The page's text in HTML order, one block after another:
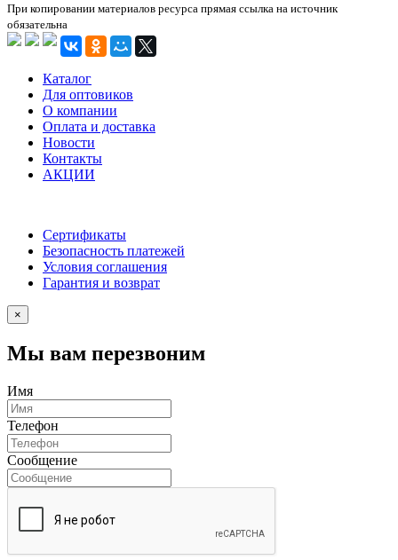
При копировании материалов ресурса прямая ссылка на источник
обязательна
Каталог
Для оптовиков
О компании
Оплата и доставка
Новости
Контакты
АКЦИИ
Сертификаты
Безопасность платежей
Условия соглашения
Гарантия и возврат
×
Мы вам перезвоним
Имя
Телефон
Сообщение